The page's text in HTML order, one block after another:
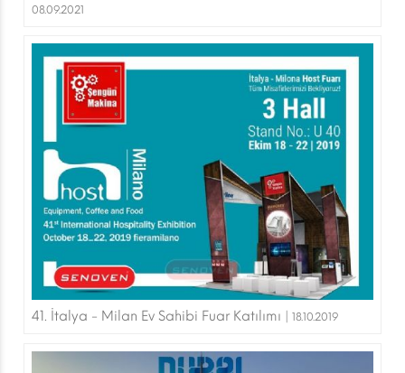
08.09.2021
41. İtalya - Milan Ev Sahibi Fuar Katılımı | 18.10.2019